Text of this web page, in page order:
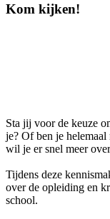
Kom kijken!
Sta jij voor de keuze
je? Of ben je
wil je er snel meer
Tijdens deze
over de opleiding en
school.